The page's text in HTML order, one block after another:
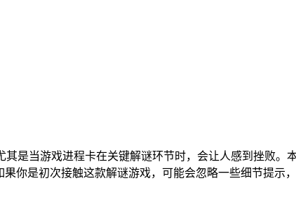
其是当游戏进程卡在关键解谜环节时，会让人感到挫败。
你是初次接触这款解谜游戏，可能会忽略一些细节提示